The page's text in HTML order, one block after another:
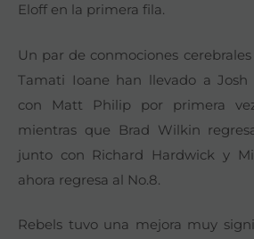
Eloff en la primera fila.
Un par de conmociones
Tamati Ioane han llevado a Josh
con Matt Philip por primera
mientras que Brad Wilkin
junto con Richard Hardwick y
ahora regresa al No.8.
Rebels tuvo una mejora muy